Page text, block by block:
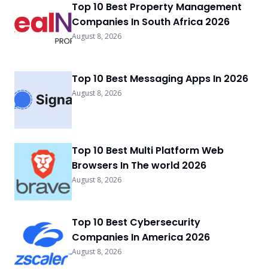
Top 10 Best Property Management
Companies In South Africa 2026
August 8, 2026
Top 10 Best Messaging Apps In 2026
August 8, 2026
Top 10 Best Multi Platform Web
Browsers In The world 2026
August 8, 2026
Top 10 Best Cybersecurity
Companies In America 2026
August 8, 2026